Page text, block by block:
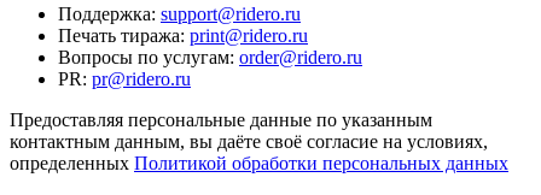
Поддержка: support@ridero.ru
Печать тиража: print@ridero.ru
Вопросы по услугам: order@ridero.ru
PR: pr@ridero.ru
Предоставляя персональные данные по указанным
контактным данным, вы даёте своё согласие на условиях,
определенных Политикой обработки персональных данных